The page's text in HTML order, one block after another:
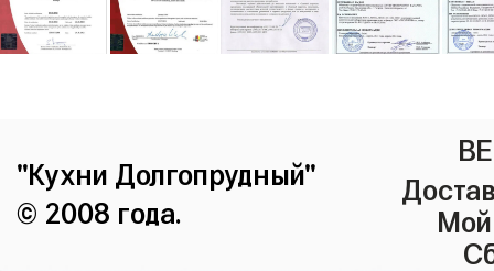
"Кухни Долгопрудный"
© 2008 года.